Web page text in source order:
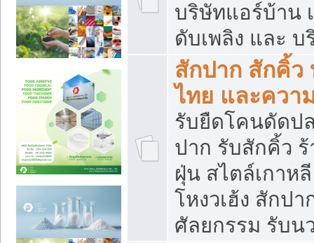
บริษัทแอร์บ้าน
ดับเพลิง และ
สักปาก สักคิ้
ไทย และควา
รับยืดโคนดัดป
ปาก รับสักคิ้ว
ฝุ่น สไตล์เกาห
โหงวเฮ้ง สักป
ศัลยกรรม รับน